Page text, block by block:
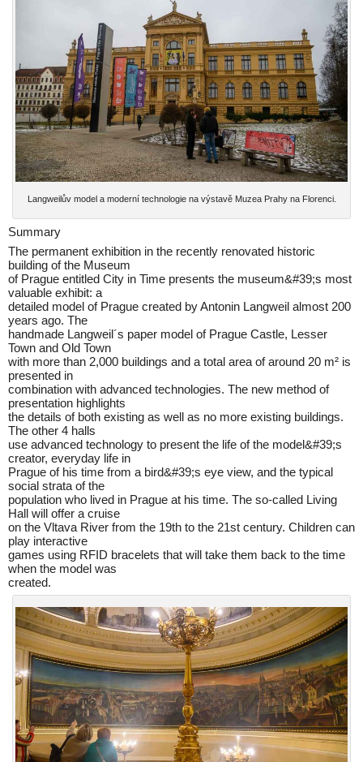
Langweilův model a moderní technologie na výstavě Muzea Prahy na Florenci.
Summary
The permanent exhibition in the recently renovated historic
building of the Museum
of Prague entitled City in Time presents the museum&#39;s most
valuable exhibit: a
detailed model of Prague created by Antonin Langweil almost 200
years ago. The
handmade Langweil´s paper model of Prague Castle, Lesser
Town and Old Town
with more than 2,000 buildings and a total area of around 20 m² is
presented in
combination with advanced technologies. The new method of
presentation highlights
the details of both existing as well as no more existing buildings.
The other 4 halls
use advanced technology to present the life of the model&#39;s
creator, everyday life in
Prague of his time from a bird&#39;s eye view, and the typical
social strata of the
population who lived in Prague at his time. The so-called Living
Hall will offer a cruise
on the Vltava River from the 19th to the 21st century. Children can
play interactive
games using RFID bracelets that will take them back to the time
when the model was
created.